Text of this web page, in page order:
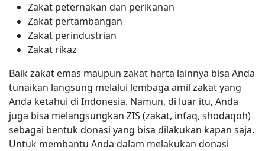
Zakat peternakan dan perikanan
Zakat pertambangan
Zakat perindustrian
Zakat rikaz
Baik zakat emas maupun zakat harta lainnya bisa Anda
tunaikan langsung melalui lembaga amil zakat yang
Anda ketahui di Indonesia. Namun, di luar itu, Anda
juga bisa melangsungkan ZIS (zakat, infaq, shodaqoh)
sebagai bentuk donasi yang bisa dilakukan kapan saja.
Untuk membantu Anda dalam melakukan donasi